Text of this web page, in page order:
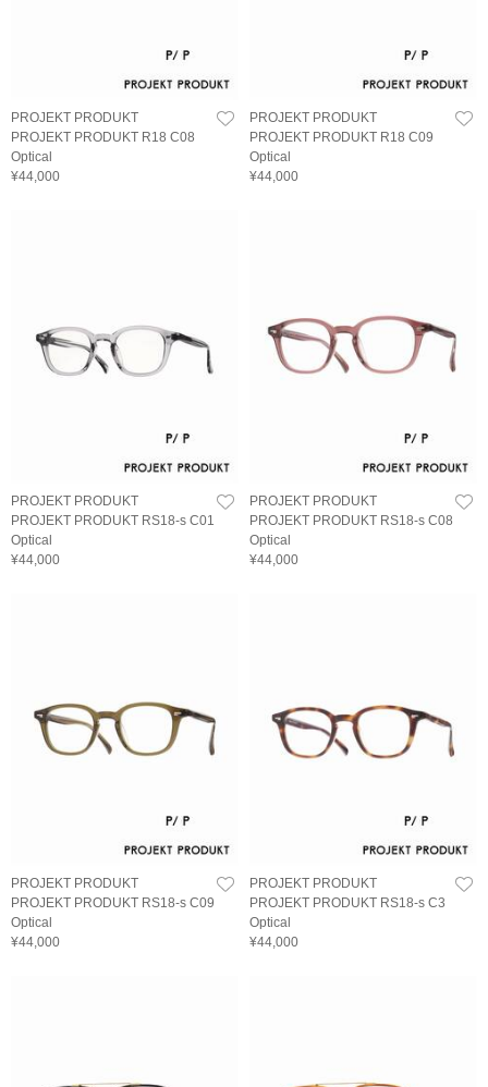
PROJEKT PRODUKT
PROJEKT PRODUKT R18 C08
Optical
¥44,000
PROJEKT PRODUKT
PROJEKT PRODUKT R18 C09
Optical
¥44,000
PROJEKT PRODUKT
PROJEKT PRODUKT RS18-s C01
Optical
¥44,000
PROJEKT PRODUKT
PROJEKT PRODUKT RS18-s C08
Optical
¥44,000
PROJEKT PRODUKT
PROJEKT PRODUKT RS18-s C09
Optical
¥44,000
PROJEKT PRODUKT
PROJEKT PRODUKT RS18-s C3
Optical
¥44,000